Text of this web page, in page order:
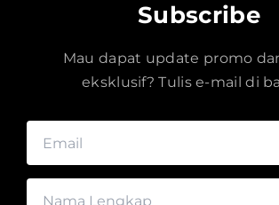
Subscribe
Mau dapat update promo
eksklusif? Tulis e-mail di